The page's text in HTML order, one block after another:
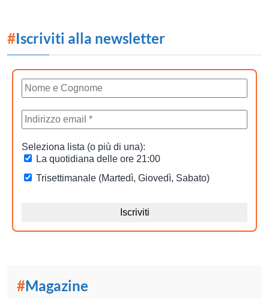
#Iscriviti alla newsletter
#Magazine